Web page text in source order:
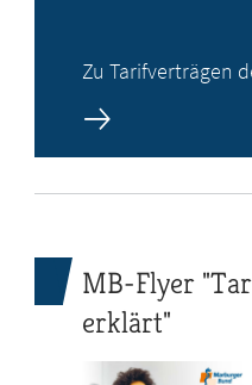
Zu Tarifverträgen
MB-Flyer
erklärt"